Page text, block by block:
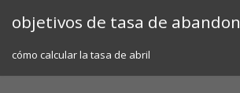
objetivos de tasa de
cómo calcular la tasa de abril